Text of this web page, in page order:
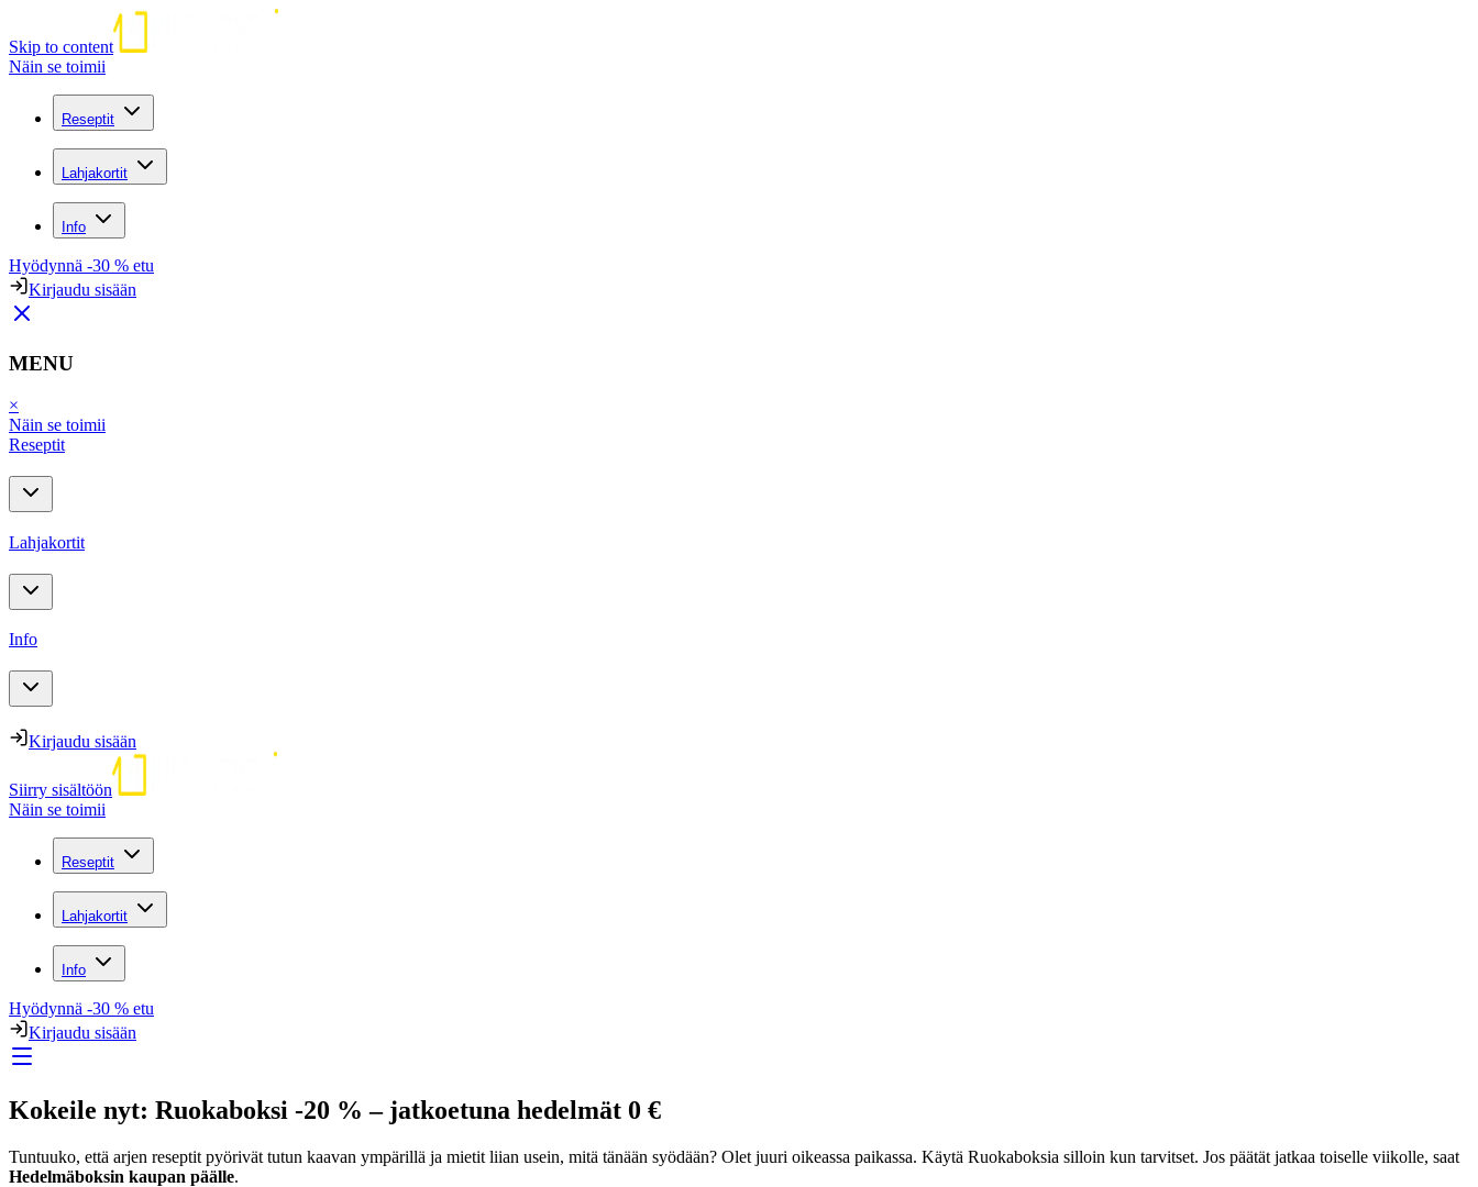
Skip to content
Näin se toimii
Reseptit
Lahjakortit
Info
Hyödynnä -30 % etu
Kirjaudu sisään
MENU
×
Näin se toimii
Reseptit
Lahjakortit
Info
Kirjaudu sisään
Siirry sisältöön
Näin se toimii
Reseptit
Lahjakortit
Info
Hyödynnä -30 % etu
Kirjaudu sisään
Kokeile nyt: Ruokaboksi -20 % – jatkoetuna hedelmät 0 €
Tuntuuko, että arjen reseptit pyörivät tutun kaavan ympärillä ja mietit liian usein, mitä tänään syödään? Olet juuri oikeassa paikassa. Käytä Ruokaboksia silloin kun tarvitset. Jos päätät jatkaa toiselle viikolle, saat
Hedelmäboksin kaupan päälle.